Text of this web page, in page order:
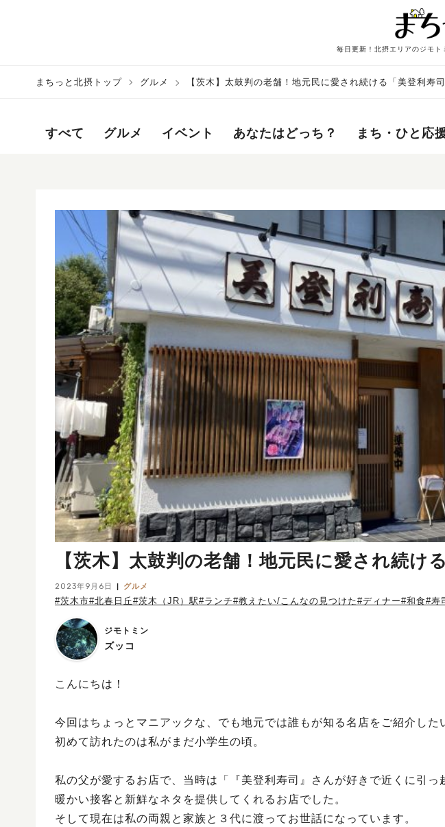
毎日更新！北摂エリアのジモト
まちっと北摂トップ グルメ 【茨木】太鼓判の老舗！地元民に愛され続ける「美登利寿司
すべて グルメ イベント あなたはどっち？ まち・ひと応
【茨木】太鼓判の老舗！地元民に愛され続け
2023年9月6日 グルメ
#茨木市#北春日丘#茨木（JR）駅#ランチ#教えたい/こんなの見つけた#ディナー#和食#寿
ジモトミン
ズッコ
こんにちは！
今回はちょっとマニアックな、でも地元では誰もが知る名店をご紹介した
初めて訪れたのは私がまだ小学生の頃。
私の父が愛するお店で、当時は「『美登利寿司』さんが好きで近くに引っ
暖かい接客と新鮮なネタを提供してくれるお店でした。
そして現在は私の両親と家族と３代に渡ってお世話になっています。